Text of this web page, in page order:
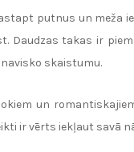
putnus un meža
takas ir
skaistumu.
un
ir vērts iekļaut savā